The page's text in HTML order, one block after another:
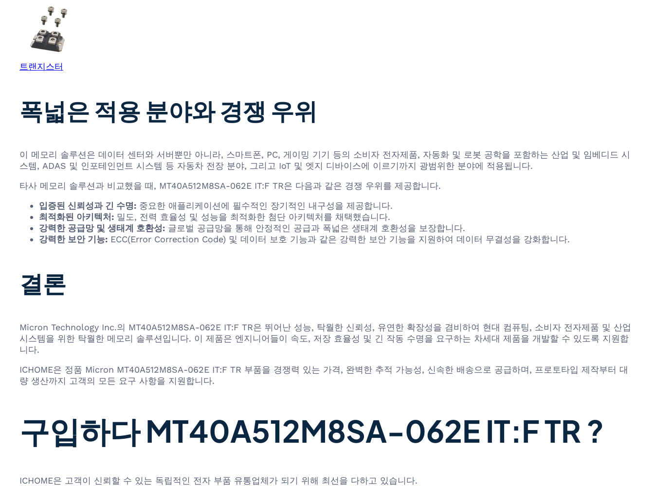
트랜지스터
폭넓은 적용 분야와 경쟁 우위
이 메모리 솔루션은 데이터 센터와 서버뿐만 아니라, 스마트폰, PC, 게이밍 기기 등의 소비자 전자제품, 자동화 및 로봇 공학을 포함하는 산업 및 임베디드 시
스템, ADAS 및 인포테인먼트 시스템 등 자동차 전장 분야, 그리고 IoT 및 엣지 디바이스에 이르기까지 광범위한 분야에 적용됩니다.
타사 메모리 솔루션과 비교했을 때, MT40A512M8SA-062E IT:F TR은 다음과 같은 경쟁 우위를 제공합니다.
입증된 신뢰성과 긴 수명: 중요한 애플리케이션에 필수적인 장기적인 내구성을 제공합니다.
최적화된 아키텍처: 밀도, 전력 효율성 및 성능을 최적화한 첨단 아키텍처를 채택했습니다.
강력한 공급망 및 생태계 호환성: 글로벌 공급망을 통해 안정적인 공급과 폭넓은 생태계 호환성을 보장합니다.
강력한 보안 기능: ECC(Error Correction Code) 및 데이터 보호 기능과 같은 강력한 보안 기능을 지원하여 데이터 무결성을 강화합니다.
결론
Micron Technology Inc.의 MT40A512M8SA-062E IT:F TR은 뛰어난 성능, 탁월한 신뢰성, 유연한 확장성을 겸비하여 현대 컴퓨팅, 소비자 전자제품 및 산업
시스템을 위한 탁월한 메모리 솔루션입니다. 이 제품은 엔지니어들이 속도, 저장 효율성 및 긴 작동 수명을 요구하는 차세대 제품을 개발할 수 있도록 지원합
니다.
ICHOME은 정품 Micron MT40A512M8SA-062E IT:F TR 부품을 경쟁력 있는 가격, 완벽한 추적 가능성, 신속한 배송으로 공급하며, 프로토타입 제작부터 대
량 생산까지 고객의 모든 요구 사항을 지원합니다.
구입하다 MT40A512M8SA-062E IT:F TR ?
ICHOME은 고객이 신뢰할 수 있는 독립적인 전자 부품 유통업체가 되기 위해 최선을 다하고 있습니다.